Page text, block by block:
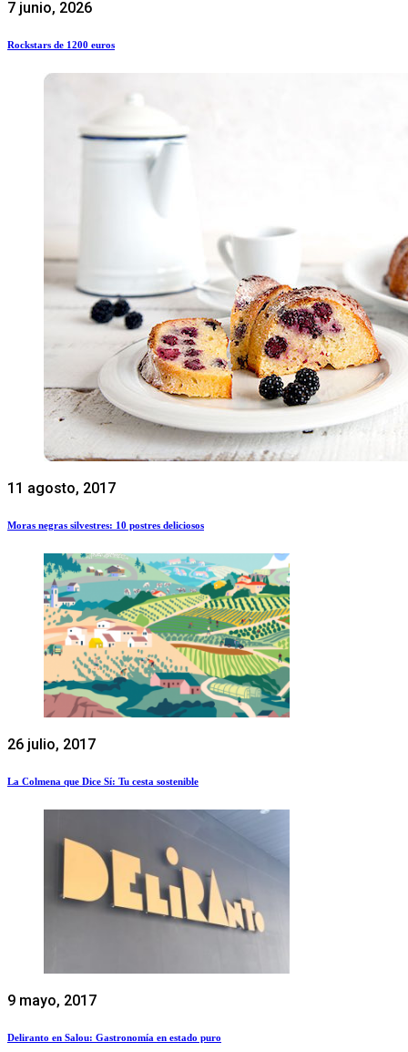
7 junio, 2026
Rockstars de 1200 euros
11 agosto, 2017
Moras negras silvestres: 10 postres deliciosos
26 julio, 2017
La Colmena que Dice Sí: Tu cesta sostenible
9 mayo, 2017
Deliranto en Salou: Gastronomía en estado puro